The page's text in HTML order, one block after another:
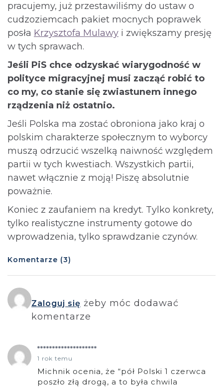
pracujemy, już przestawiliśmy do ustaw o
cudzoziemcach pakiet mocnych poprawek
posła Krzysztofa Mulawy i zwiększamy presję
w tych sprawach.
Jeśli PiS chce odzyskać wiarygodność w
polityce migracyjnej musi zacząć robić to
co my, co stanie się zwiastunem innego
rządzenia niż ostatnio.
Jeśli Polska ma zostać obroniona jako kraj o
polskim charakterze społecznym to wyborcy
muszą odrzucić wszelką naiwność względem
partii w tych kwestiach. Wszystkich partii,
nawet włącznie z moją! Piszę absolutnie
poważnie.
Koniec z zaufaniem na kredyt. Tylko konkrety,
tylko realistyczne instrumenty gotowe do
wprowadzenia, tylko sprawdzanie czynów.
Komentarze (3)
Zaloguj się żeby móc dodawać
komentarze
********************
1 rok temu
Michnik ocenia, że “pół Polski 1 czerwca
poszło złą drogą, a to była chwila